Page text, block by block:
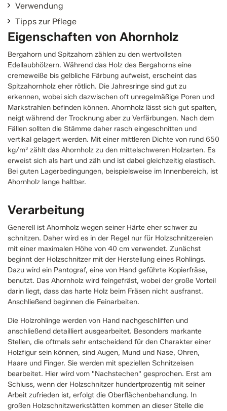
Verwendung
Tipps zur Pflege
Eigenschaften von Ahornholz
Bergahorn und Spitzahorn zählen zu den wertvollsten
Edellaubhölzern. Während das Holz des Bergahorns eine
cremeweiße bis gelbliche Färbung aufweist, erscheint das
Spitzahornholz eher rötlich. Die Jahresringe sind gut zu
erkennen, wobei sich dazwischen oft unregelmäßige Poren und
Markstrahlen befinden können. Ahornholz lässt sich gut spalten,
neigt während der Trocknung aber zu Verfärbungen. Nach dem
Fällen sollten die Stämme daher rasch eingeschnitten und
vertikal gelagert werden. Mit einer mittleren Dichte von rund 650
kg/m³ zählt das Ahornholz zu den mittelschweren Holzarten. Es
erweist sich als hart und zäh und ist dabei gleichzeitig elastisch.
Bei guten Lagerbedingungen, beispielsweise im Innenbereich, ist
Ahornholz lange haltbar.
Verarbeitung
Generell ist Ahornholz wegen seiner Härte eher schwer zu
schnitzen. Daher wird es in der Regel nur für Holzschnitzereien
mit einer maximalen Höhe von 40 cm verwendet. Zunächst
beginnt der Holzschnitzer mit der Herstellung eines Rohlings.
Dazu wird ein Pantograf, eine von Hand geführte Kopierfräse,
benutzt. Das Ahornholz wird feingefräst, wobei der große Vorteil
darin liegt, dass das harte Holz beim Fräsen nicht ausfranst.
Anschließend beginnen die Feinarbeiten.
Die Holzrohlinge werden von Hand nachgeschliffen und
anschließend detailliert ausgearbeitet. Besonders markante
Stellen, die oftmals sehr entscheidend für den Charakter einer
Holzfigur sein können, sind Augen, Mund und Nase, Ohren,
Haare und Finger. Sie werden mit speziellen Schnitzeisen
bearbeitet. Hier wird vom "Nachstechen" gesprochen. Erst am
Schluss, wenn der Holzschnitzer hundertprozentig mit seiner
Arbeit zufrieden ist, erfolgt die Oberflächenbehandlung. In
großen Holzschnitzwerkstätten kommen an dieser Stelle die